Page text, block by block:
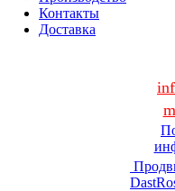
Контакты
Доставка